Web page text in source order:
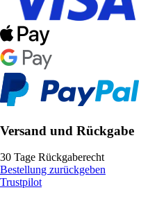
Versand und Rückgabe
30 Tage Rückgaberecht
Bestellung zurückgeben
Trustpilot